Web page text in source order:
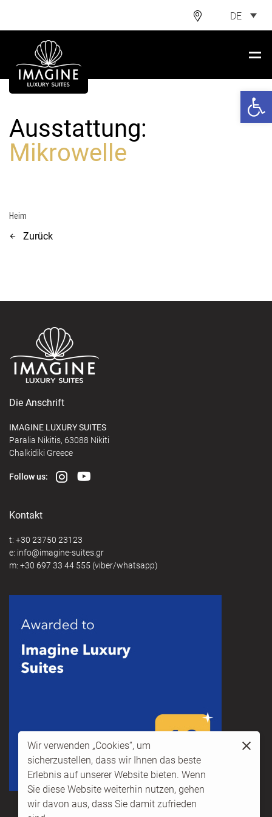
DE
Ausstattung:
Mikrowelle
Heim
Zurück
Die Anschrift
IMAGINE LUXURY SUITES
Paralia Nikitis, 63088 Nikiti
Chalkidiki Greece
Follow us:
Kontakt
t: +30 23750 23123
e:
@
m: +30 697 33 44 555 (viber/whatsapp)
Wir verwenden „Cookies“, um
sicherzustellen, dass wir Ihnen das beste
Erlebnis auf unserer Website bieten. Wenn
Sie diese Website weiterhin nutzen, gehen
wir davon aus, dass Sie damit zufrieden